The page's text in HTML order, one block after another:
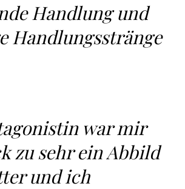
Handlung und
Handlungsstränge
war mir
zu sehr ein Abbild
und ich